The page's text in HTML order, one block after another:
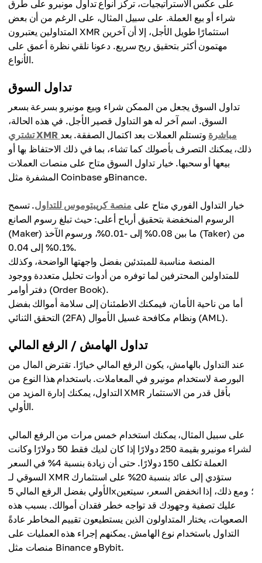
على عكس الاستراتيجيات، تركز أنواع تداول مونيرو على طرق
شراء أو بيع العملة. على سبيل المثال، على الرغم من أن بعض
المتداولين يعتبرون XMR استثمارًا طويل الأجل، إلا أن آخرين
مهتمون أكثر بتحقيق ربح سريع. دعونا نلقي نظرة أعمق على
الأنواع.
تداول السوق
تداول السوق يجعل من الممكن شراء وبيع مونيرو بسرعة بسعر
السوق. اسم آخر له هو التداول قصير الأجل. في هذه الحالة،
تشتري XMR مباشرة وتستلم العملات بعد اكتمال الصفقة. بعد
ذلك، يمكنك التصرف بأصولك كما تشاء، بما في ذلك الاحتفاظ بها أو
بيعها أو سحبها. خيار تداول السوق متاح على منصات العملات
المشفرة مثل Coinbase وBinance.
خيار التداول الفوري متاح على منصة كريبتوموس للتداول. تسمح
الرسوم المنخفضة بتحقيق أرباح أعلى: حيث تبلغ رسوم الصانع
(Maker) ما بين 0.08% إلى -0.01%، ورسوم الآخذ (Taker) من
0.1% إلى 0.04%.
المنصة مناسبة للمبتدئين بفضل واجهتها الواضحة، وكذلك
للمتداولين المحترفين لما توفره من أدوات تحليل متعددة ووجود
دفتر أوامر (Order Book).
أما من ناحية الأمان، فيمكنك الاطمئنان إلى سلامة أموالك بفضل
التحقق الثنائي (2FA) ونظام مكافحة غسيل الأموال (AML).
تداول الهامش / الرفع المالي
عند التداول بالهامش، يكون الرفع المالي خيارًا. تقترض المال من
البورصة لاستخدام مونيرو في المعاملات. باستخدام هذا النوع من
التداول، يمكنك إدارة المزيد من XMR بأقل قدر من الاستثمار
الأولي.
على سبيل المثال، يمكنك استخدام خمس مرات من الرفع المالي
لشراء مونيرو بقيمة 250 دولارًا إذا كان لديك فقط 50 دولارًا وكانت
العملة تكلف 150 دولارًا. حتى أن زيادة بنسبة 4% في السعر
السوقي لـ XMR ستؤدي إلى عائد بنسبة 20% على استثمارك
الأولي بفضل الرفع المالي 5x؛ ومع ذلك، إذا انخفض السعر، سيتعين
عليك تصفية وجهودك قد تواجه خطر فقدان أموالك. بسبب هذه
الصعوبات، يختار المتداولون الذين يستطيعون تقييم المخاطر عادةً
التداول باستخدام نوع الهامش. يمكنهم إجراء هذه العمليات على
منصات مثل Binance وBybit.